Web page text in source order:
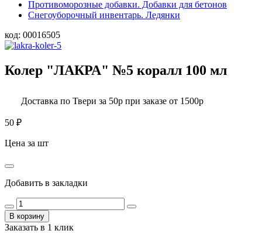
Противоморозные добавки. Добавки для бетонов
Снегоуборочный инвентарь. Ледянки
код: 00016505
Колер "ЛАКРА" №5 коралл 100 мл
Доставка по Твери за 50р при заказе от 1500р
50 ₽
Цена за шт
Добавить в закладки
В корзину
Заказать в 1 клик